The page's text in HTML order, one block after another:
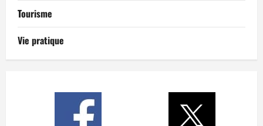
Tourisme
Vie pratique